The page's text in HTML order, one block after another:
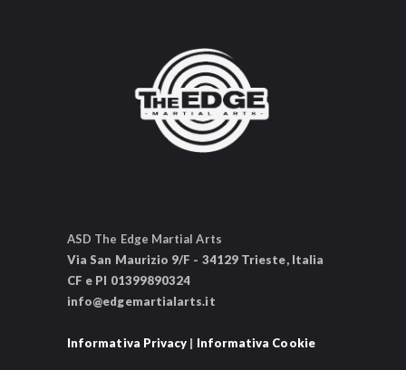
ASD The Edge Martial Arts
Via San Maurizio 9/F - 34129 Trieste, Italia
CF e PI 01399890324
info@edgemartialarts.it
Informativa Privacy | Informativa Cookie